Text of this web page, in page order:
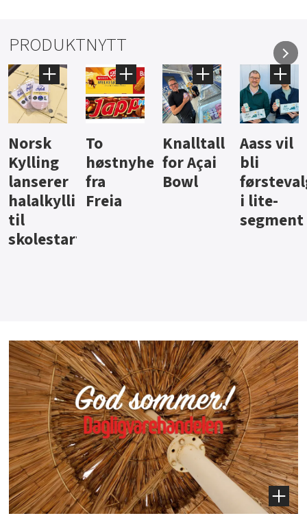
PRODUKTNYTT
Knalltall
for Açai
Bowl
Aass vil
bli
førstevalg
i lite-
Brus og
jus fra
Berentsen
Hard
iste fra
Hansa